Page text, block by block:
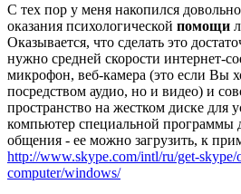
С тех пор у меня накопился довольно
оказания психологической помощи
Оказывается, что сделать это
нужно средней скорости интернет-
микрофон, веб-камера (это если Вы
посредством аудио, но и видео) и
пространство на жестком диске для
компьютер специальной программы
общения - ее можно загрузить, к
http://www.skype.com/intl/ru/get-skype/
computer/windows/